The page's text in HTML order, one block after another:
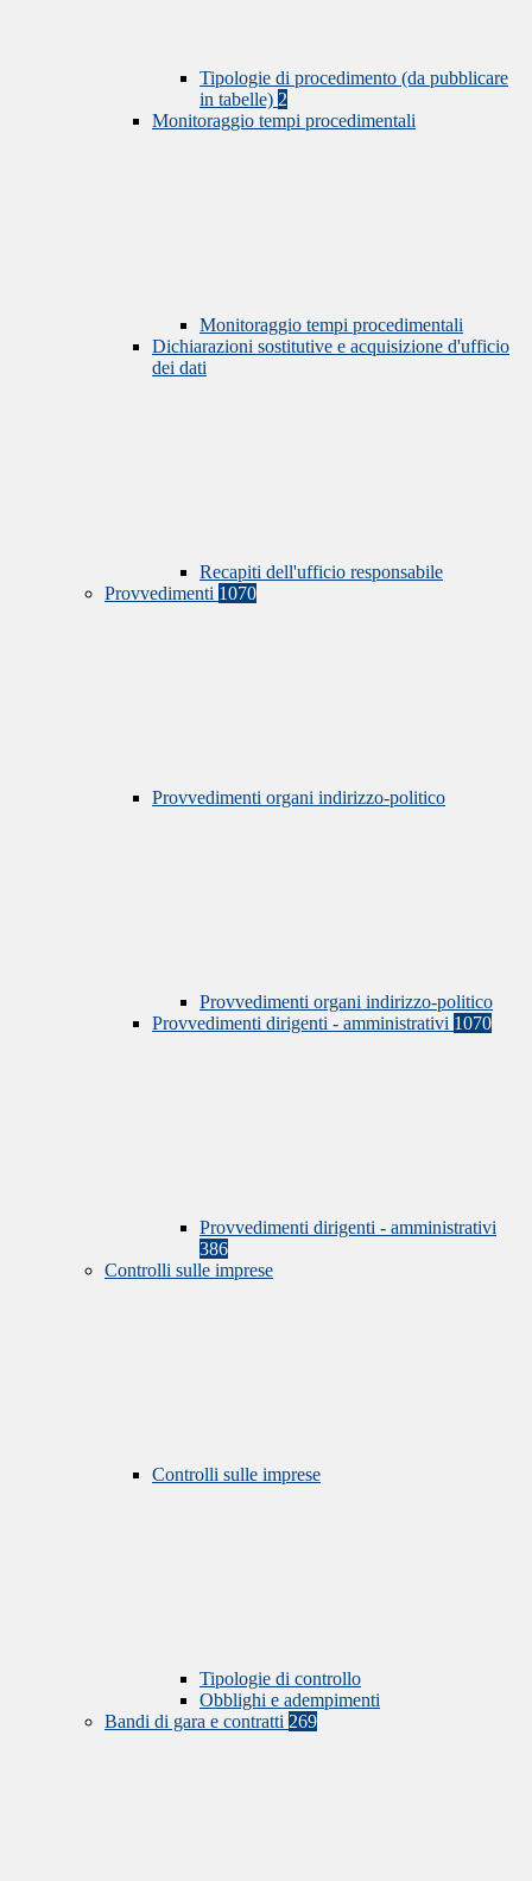
Tipologie di procedimento (da pubblicare
in tabelle) 2
Monitoraggio tempi procedimentali
Monitoraggio tempi procedimentali
Dichiarazioni sostitutive e acquisizione d'ufficio
dei dati
Recapiti dell'ufficio responsabile
Provvedimenti 1070
Provvedimenti organi indirizzo-politico
Provvedimenti organi indirizzo-politico
Provvedimenti dirigenti - amministrativi 1070
Provvedimenti dirigenti - amministrativi
386
Controlli sulle imprese
Controlli sulle imprese
Tipologie di controllo
Obblighi e adempimenti
Bandi di gara e contratti 269